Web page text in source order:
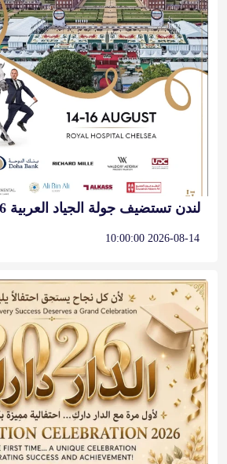
لندن تستضيف جولة الجياد العربية 2026
2026-08-14 10:00:00